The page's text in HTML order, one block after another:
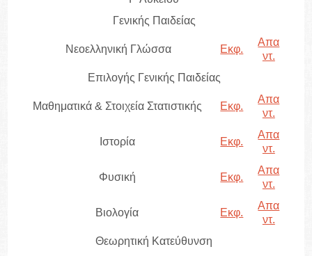
Γενικής Παιδείας
Νεοελληνική Γλώσσα Εκφ.
Απα
ντ.
Επιλογής Γενικής Παιδείας
Μαθηματικά & Στοιχεία Στατιστικής Εκφ.
Απα
ντ.
Ιστορία Εκφ.
Απα
ντ.
Φυσική Εκφ.
Απα
ντ.
Βιολογία Εκφ.
Απα
ντ.
Θεωρητική Κατεύθυνση